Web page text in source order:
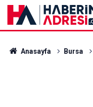
Anasayfa Bursa